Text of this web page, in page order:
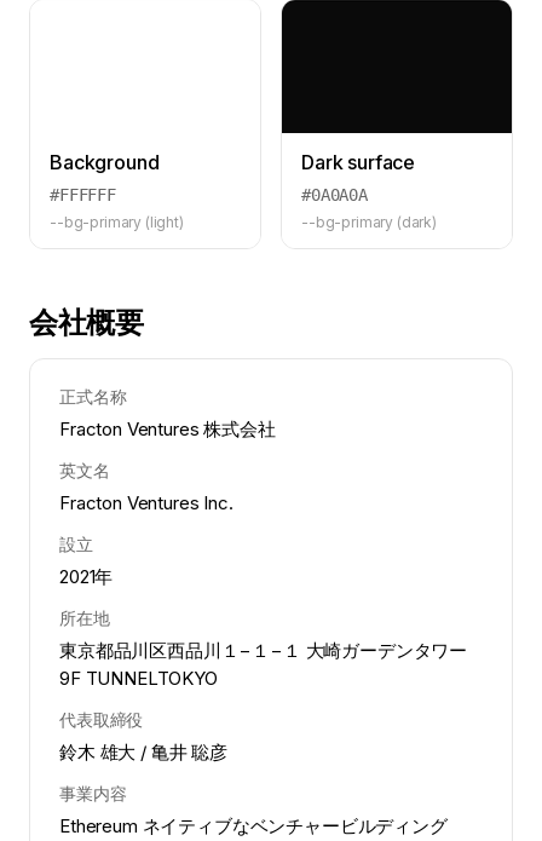
Background
#FFFFFF
--bg-primary (light)
Dark surface
#0A0A0A
--bg-primary (dark)
会社概要
正式名称
Fracton Ventures 株式会社
英文名
Fracton Ventures Inc.
設立
2021年
所在地
東京都品川区西品川１−１−１ 大崎ガーデンタワー
9F TUNNELTOKYO
代表取締役
鈴木 雄大 / 亀井 聡彦
事業内容
Ethereum ネイティブなベンチャービルディング